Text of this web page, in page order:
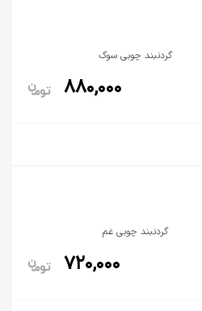
گردنبند چوبی سوگ
880,000
گردنبند چوبی غم
720,000